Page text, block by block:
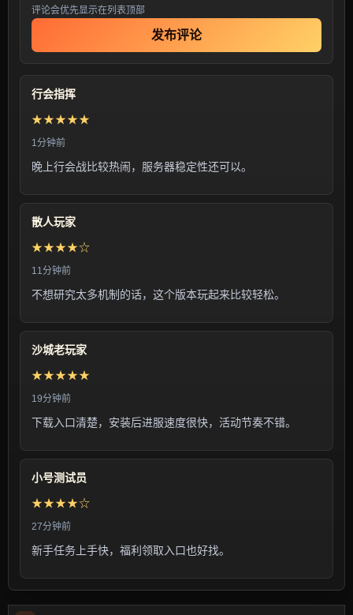
评论会优先显示在列表顶部
发布评论
行会指挥
★★★★★
1分钟前
晚上行会战比较热闹，服务器稳定性还可以。
散人玩家
★★★★☆
11分钟前
不想研究太多机制的话，这个版本玩起来比较轻松。
沙城老玩家
★★★★★
19分钟前
下载入口清楚，安装后进服速度很快，活动节奏不错。
小号测试员
★★★★☆
27分钟前
新手任务上手快，福利领取入口也好找。